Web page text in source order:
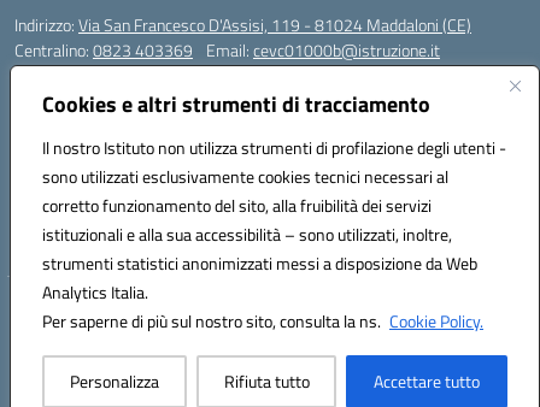
Cookies e altri strumenti di tracciamento
Il nostro Istituto non utilizza strumenti di profilazione degli utenti -
sono utilizzati esclusivamente cookies tecnici necessari al
corretto funzionamento del sito, alla fruibilità dei servizi
istituzionali e alla sua accessibilità – sono utilizzati, inoltre,
strumenti statistici anonimizzati messi a disposizione da Web
Analytics Italia.
Per saperne di più sul nostro sito, consulta la ns. Cookie Policy.
Personalizza Rifiuta tutto Accettare tutto
Indirizzo:Via San Francesco D'Assisi, 119 - 81024 Maddaloni (CE)
Centralino:0823 403369 Email:cevc01000b@istruzione.it
Posta elettronica certificata (PEC):
Codice fiscale: 80004990612 (Convitto) - 93044680614 (Scuole
Annesse)
Codice meccanografico:CEVC01000B
Codice Indice delle Pubbliche Amministrazioni (IPA): istsc_cevc01000b
Codice unico di fatturazione (CUF): ZUT1RT
Hosting & Powered by 3D Solution S.r.l.
Concept & Design by Designers Italia